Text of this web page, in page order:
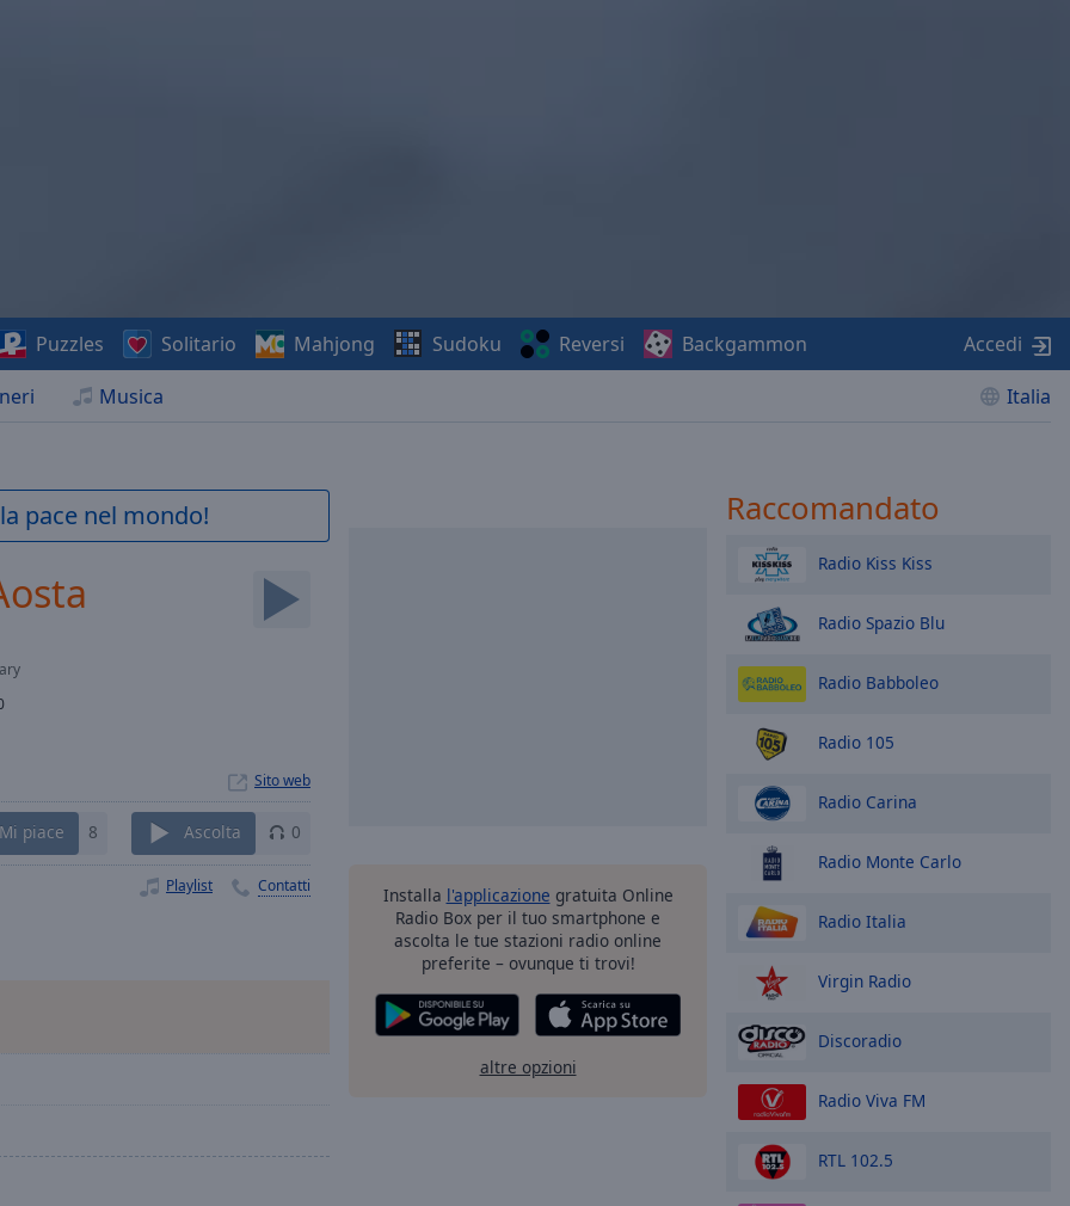
Musica Italia
Puzzles Solitario Mahjong Sudoku Reversi Backgammon Accedi
pace nel mondo!
Sito web
Mi piace 8 Ascolta 0
Playlist Contatti Installa l'applicazione gratuita Online
Radio Box per il tuo smartphone e
ascolta le tue stazioni radio online
preferite – ovunque ti trovi!
altre opzioni
Raccomandato
Radio Kiss Kiss
Radio Spazio Blu
Radio Babboleo
Radio 105
Radio Carina
Radio Monte Carlo
Radio Italia
Virgin Radio
Discoradio
Radio Viva FM
RTL 102.5